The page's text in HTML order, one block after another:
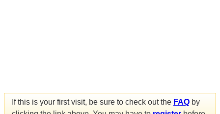
If this is your first visit, be sure to check out the FAQ by